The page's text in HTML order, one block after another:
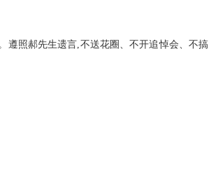
遵照郝先生遗言,不送花圈、不开追悼会、不搞